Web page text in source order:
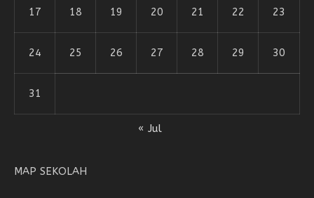
17 18 19 20 21 22 23
24 25 26 27 28 29 30
31
« Jul
MAP SEKOLAH